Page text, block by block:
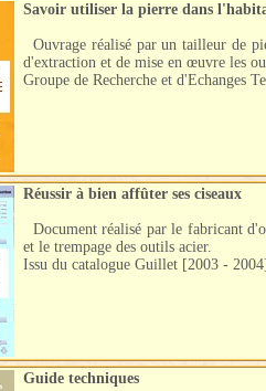
Savoir utiliser la pierre dans
Ouvrage réalisé par un tailleur de
d'extraction et de mise en œuvre les
Groupe de Recherche et d'Echanges
Réussir à bien affûter ses ciseaux
Document réalisé par le fabricant
et le trempage des outils acier.
Issu du catalogue Guillet [2003 -
Guide techniques